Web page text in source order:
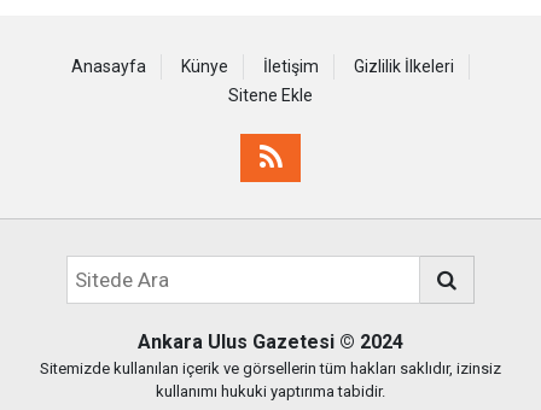
Anasayfa Künye İletişim
Gizlilik İlkeleri
Sitene Ekle
Ankara Ulus Gazetesi © 2024
Sitemizde kullanılan içerik ve görsellerin tüm hakları saklıdır, izinsiz
kullanımı hukuki yaptırıma tabidir.